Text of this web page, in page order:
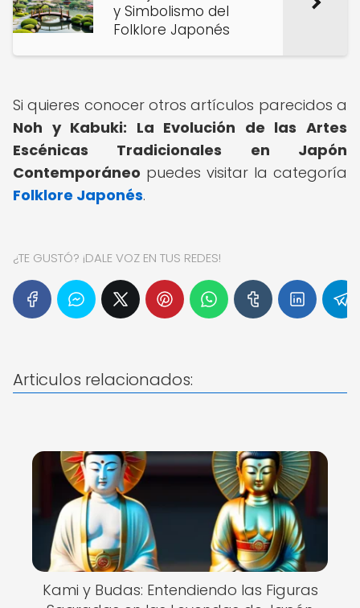
y Simbolismo del
Folklore Japonés
Si quieres conocer otros artículos parecidos a
Noh y Kabuki: La Evolución de las Artes
Escénicas Tradicionales en Japón
Contemporáneo puedes visitar la categoría
Folklore Japonés.
¿TE GUSTÓ? ¡DALE VOZ EN TUS REDES!
Articulos relacionados:
Kami y Budas: Entendiendo las Figuras